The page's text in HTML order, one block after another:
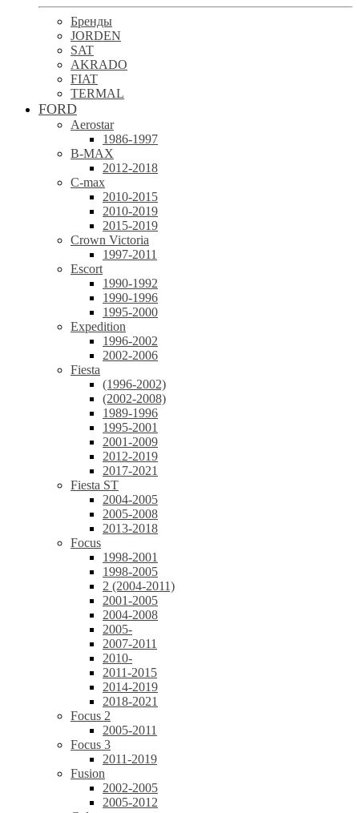
Бренды
JORDEN
SAT
AKRADO
FIAT
TERMAL
FORD
Aerostar
1986-1997
B-MAX
2012-2018
C-max
2010-2015
2010-2019
2015-2019
Crown Victoria
1997-2011
Escort
1990-1992
1990-1996
1995-2000
Expedition
1996-2002
2002-2006
Fiesta
(1996-2002)
(2002-2008)
1989-1996
1995-2001
2001-2009
2012-2019
2017-2021
Fiesta ST
2004-2005
2005-2008
2013-2018
Focus
1998-2001
1998-2005
2 (2004-2011)
2001-2005
2004-2008
2005-
2007-2011
2010-
2011-2015
2014-2019
2018-2021
Focus 2
2005-2011
Focus 3
2011-2019
Fusion
2002-2005
2005-2012